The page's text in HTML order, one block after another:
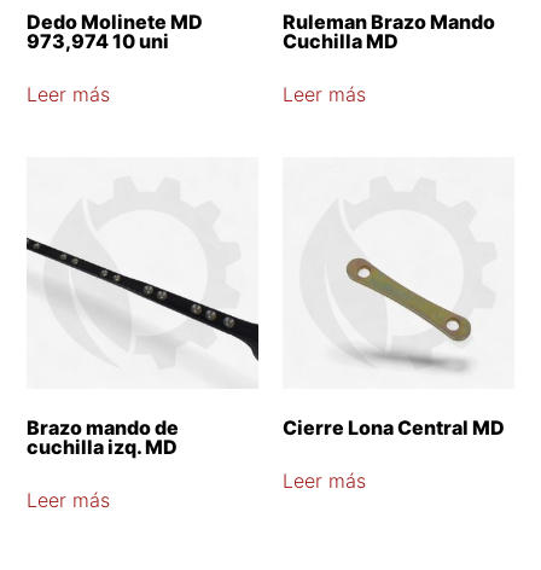
Dedo Molinete MD
973,974 10 uni
Leer más
Ruleman Brazo Mando
Cuchilla MD
Leer más
Brazo mando de
cuchilla izq. MD
Leer más
Cierre Lona Central MD
Leer más